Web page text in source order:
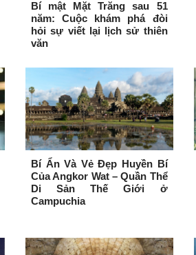
Bí mật Mặt Trăng sau 51
năm: Cuộc khám phá đòi
hỏi sự viết lại lịch sử thiên
văn
Bí Ẩn Và Vẻ Đẹp Huyền Bí
Của Angkor Wat – Quần Thể
Di Sản Thế Giới ở
Campuchia